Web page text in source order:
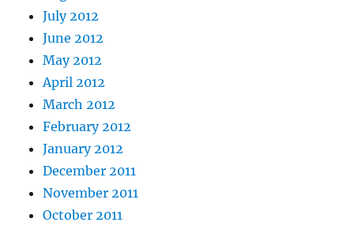
July 2012
June 2012
May 2012
April 2012
March 2012
February 2012
January 2012
December 2011
November 2011
October 2011